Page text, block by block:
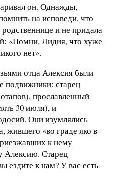
он. Однажды,
на исповеди, что
и не придала
«Помни, Лидия, что хуже
нет».
отца Алексия были
подвижники: старец
прославленный
30 июля), и
Они изумлялись
жившего «во граде яко в
к нему
Алексию. Старец
ездите к нам? У вас есть